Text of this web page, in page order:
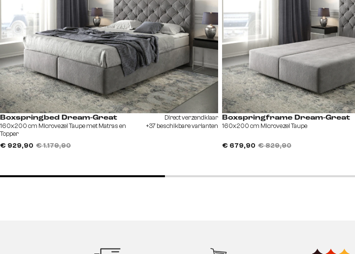
Boxspringbed Dream-Great
160x200 cm Microvezel Taupe met Matras en
Topper
€ 929,90 € 1.179,90
Direct verzendklaar
+37 beschikbare varianten
Boxspringframe Dream-Great
160x200 cm Microvezel Taupe
€ 679,90 € 829,90